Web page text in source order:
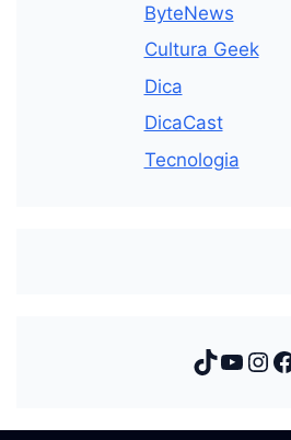
ByteNews
Cultura Geek
Dica
DicaCast
Tecnologia
TikTok